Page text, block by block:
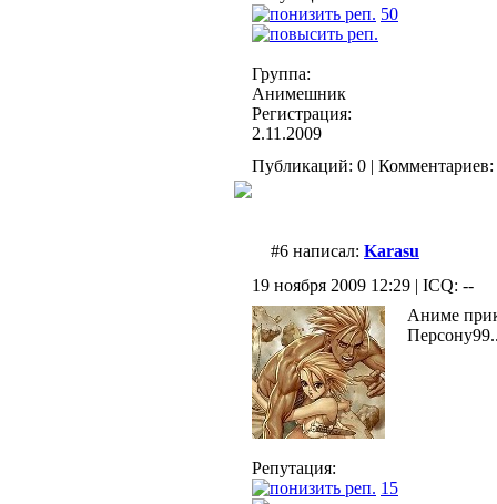
50
Группа:
Анимешник
Регистрация:
2.11.2009
Публикаций: 0 | Комментариев:
#6 написал: Karasu
19 ноября 2009 12:29 | ICQ: --
Репутация:
15
Аниме